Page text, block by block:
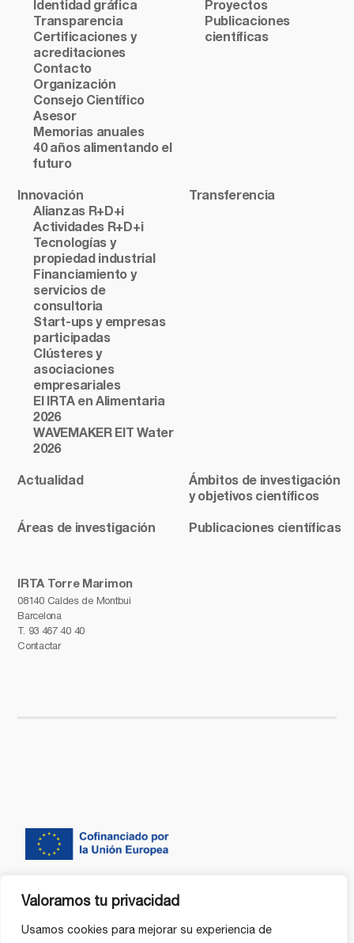
Valoramos tu privacidad
Usamos cookies para mejorar su experiencia de
IRTA Torre Marimon
08140 Caldes de Montbui
Barcelona
T. 93 467 40 40
Contactar
Identidad gráfica
Transparencia
Certificaciones y
acreditaciones
Contacto
Organización
Consejo Científico
Asesor
Memorias anuales
40 años alimentando el
futuro
Proyectos
Publicaciones
científicas
Innovación
Alianzas R+D+i
Actividades R+D+i
Tecnologías y
propiedad industrial
Financiamiento y
servicios de
consultoria
Start-ups y empresas
participadas
Clústeres y
asociaciones
empresariales
El IRTA en Alimentaria
2026
WAVEMAKER EIT Water
2026
Transferencia
Actualidad
Ámbitos de investigación
y objetivos científicos
Áreas de investigación Publicaciones científicas